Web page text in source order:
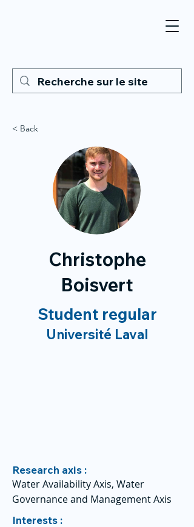
< Back
Christophe
Boisvert
Student regular
Université Laval
Research axis :
Water Availability Axis, Water
Governance and Management Axis
Interests :